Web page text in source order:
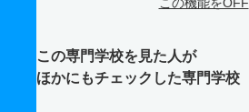
この専門学校を見た人が
ほかにもチェックした専門学校